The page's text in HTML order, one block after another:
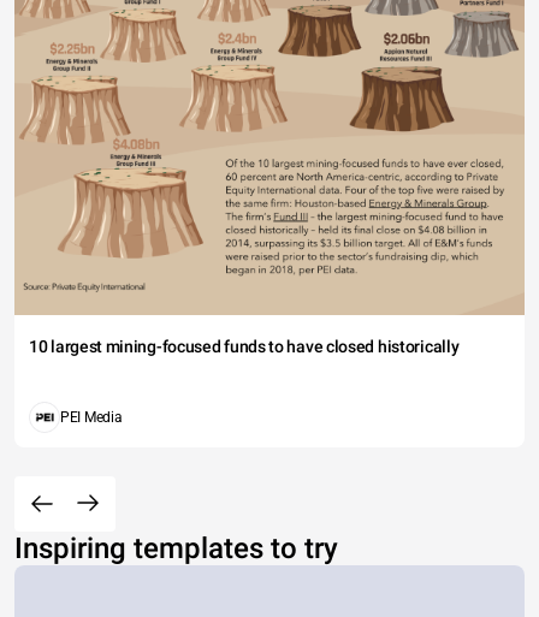
10 largest mining-focused funds to have closed historically
PEI Media
Inspiring templates to try